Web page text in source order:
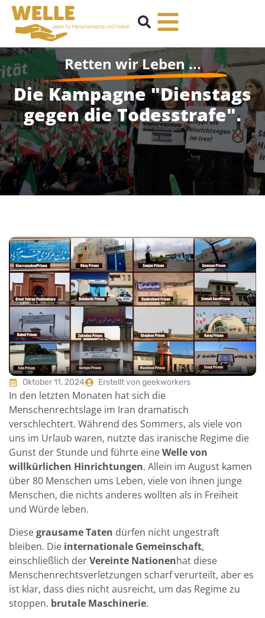
Retten wir Leben ...
Die Kampagne "Dienstags
gegen die Todesstrafe".
Oktober 11, 2024 Erstellt von geekworkers
In den letzten Monaten hat sich die
Menschenrechtslage im Iran dramatisch
verschlechtert. Während des Sommers, als viele von
uns im Urlaub waren, nutzte das iranische Regime die
Gunst der Stunde und führte eineWelle von
willkürlichen Hinrichtungen. Allein im August kamen
über 80 Menschen ums Leben, viele von ihnen junge
Menschen, die nichts anderes wollten als in Freiheit
und Würde leben.
Diesegrausame Taten dürfen nicht ungestraft
bleiben. Die internationale Gemeinschaft,
einschließlich derVereinte Nationenhat diese
Menschenrechtsverletzungen scharf verurteilt, aber es
ist klar, dass dies nicht ausreicht, um das Regime zu
stoppen. brutale Maschinerie.